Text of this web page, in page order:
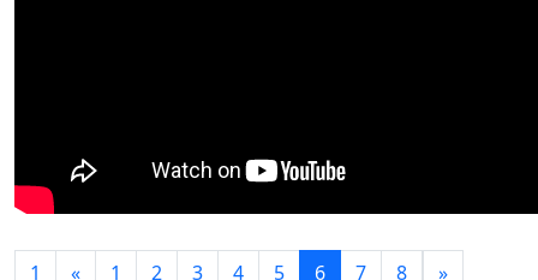
1 « 1 2 3 4 5 6 7 8 »